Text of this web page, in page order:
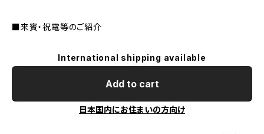
■来賓・祝電等のご紹介
International shipping available
Add to cart
日本国内にお住まいの方向け